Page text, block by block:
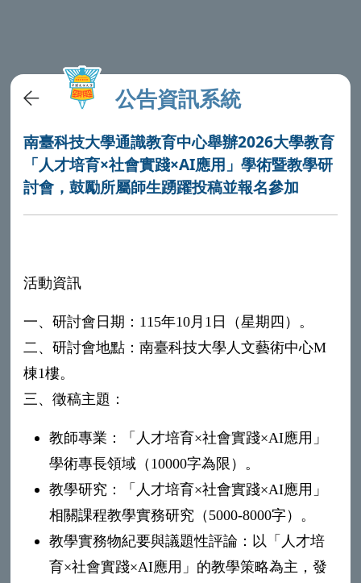
公告資訊系統
南臺科技大學通識教育中心舉辦2026大學教育
「人才培育×社會實踐×AI應用」學術暨教學研
討會，鼓勵所屬師生踴躍投稿並報名參加
活動資訊
一、研討會日期：115年10月1日（星期四）。
二、研討會地點：南臺科技大學人文藝術中心M
棟1樓。
三、徵稿主題：
教師專業：「人才培育×社會實踐×AI應用」
學術專長領域（10000字為限）。
教學研究：「人才培育×社會實踐×AI應用」
相關課程教學實務研究（5000-8000字）。
教學實務物紀要與議題性評論：以「人才培
育×社會實踐×AI應用」的教學策略為主，發